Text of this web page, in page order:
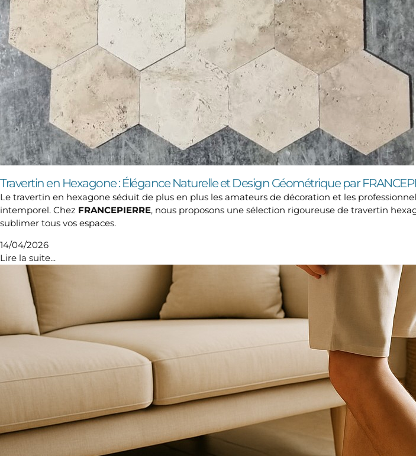
Travertin en Hexagone : Élégance Naturelle et Design Géométrique par
Le travertin en hexagone séduit de plus en plus les amateurs de décoration et les
intemporel. Chez FRANCEPIERRE, nous proposons une sélection rigoureuse de travertin
sublimer tous vos espaces.
14/04/2026
Lire la suite...